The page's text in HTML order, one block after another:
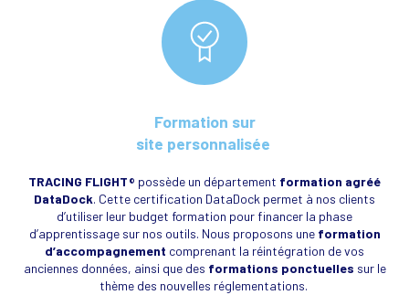
Formation sur
site personnalisée
TRACING FLIGHT © possède un département formation agréé
DataDock. Cette certification DataDock permet à nos clients
d’utiliser leur budget formation pour financer la phase
d’apprentissage sur nos outils. Nous proposons une formation
d’accompagnement comprenant la réintégration de vos
anciennes données, ainsi que des formations ponctuelles sur le
thème des nouvelles réglementations.